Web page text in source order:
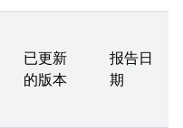
已更新
的版本
报告日
期